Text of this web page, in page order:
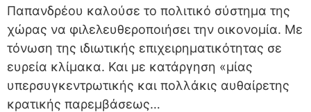
Παπανδρέου καλούσε το πολιτικό σύστημα της
χώρας να φιλελευθεροποιήσει την οικονομία. Με
τόνωση της ιδιωτικής επιχειρηματικότητας σε
ευρεία κλίμακα. Και με κατάργηση «μίας
υπερσυγκεντρωτικής και πολλάκις αυθαίρετης
κρατικής παρεμβάσεως…